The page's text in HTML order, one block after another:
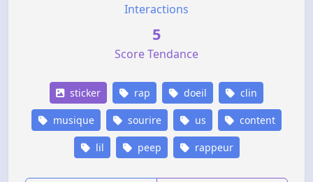
Interactions
5
Score Tendance
sticker rap doeil clin
musique sourire us content
lil peep rappeur